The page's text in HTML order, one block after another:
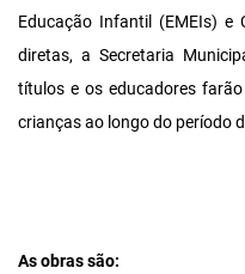
Educação Infantil (EMEIs) e
diretas, a Secretaria
títulos e os educadores
crianças ao longo do período
As obras são: